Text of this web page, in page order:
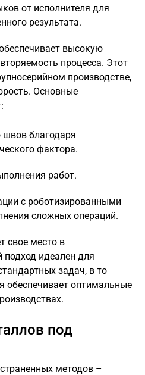
от исполнителя для
результата.
высокую
процесса. Этот
производстве,
Основные
швов благодаря
фактора.
работ.
с роботизированными
сложных операций.
свое место в
идеален для
задач, в то
обеспечивает оптимальные
под
методов –